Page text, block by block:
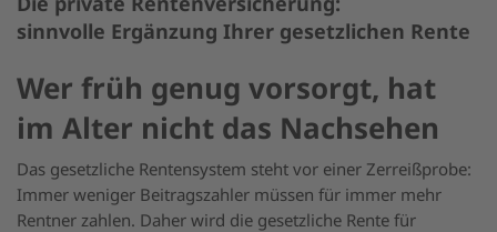
Kontakt
ESG-Informationen
Nachhaltigkeitsstrategie
sinnvolle Ergänzung Ihrer gesetzlichen Rente
Wer früh genug vorsorgt, hat
im Alter nicht das Nachsehen
Das gesetzliche Rentensystem steht vor einer Zerreißprobe:
Immer weniger Beitragszahler müssen für immer mehr
Rentner zahlen. Daher wird die gesetzliche Rente für